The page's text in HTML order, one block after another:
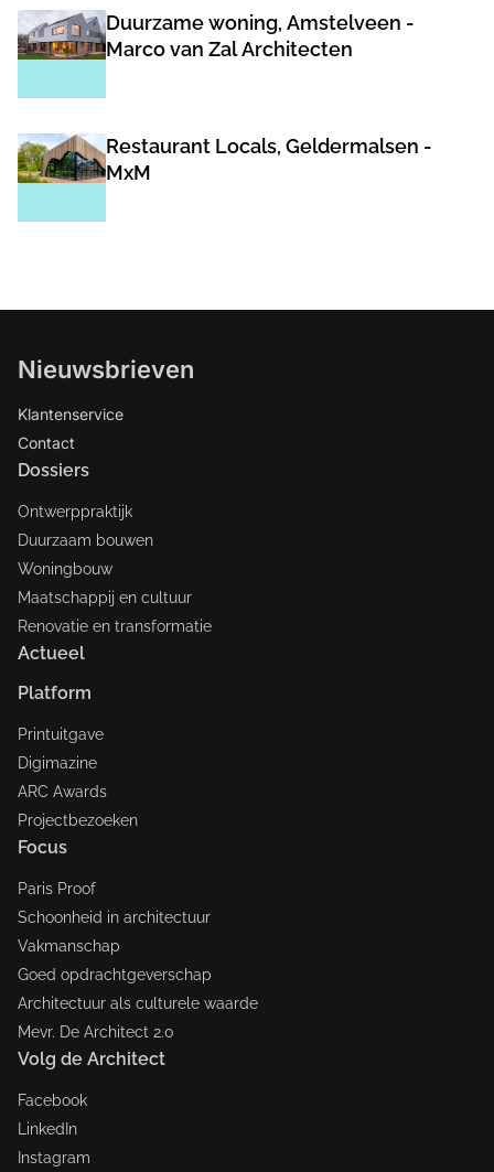
Duurzame woning, Amstelveen -
Marco van Zal Architecten
Restaurant Locals, Geldermalsen -
MxM
Nieuwsbrieven
Klantenservice
Contact
Dossiers
Ontwerppraktijk
Duurzaam bouwen
Woningbouw
Maatschappij en cultuur
Renovatie en transformatie
Actueel
Platform
Printuitgave
Digimazine
ARC Awards
Projectbezoeken
Focus
Paris Proof
Schoonheid in architectuur
Vakmanschap
Goed opdrachtgeverschap
Architectuur als culturele waarde
Mevr. De Architect 2.0
Volg de Architect
Facebook
LinkedIn
Instagram